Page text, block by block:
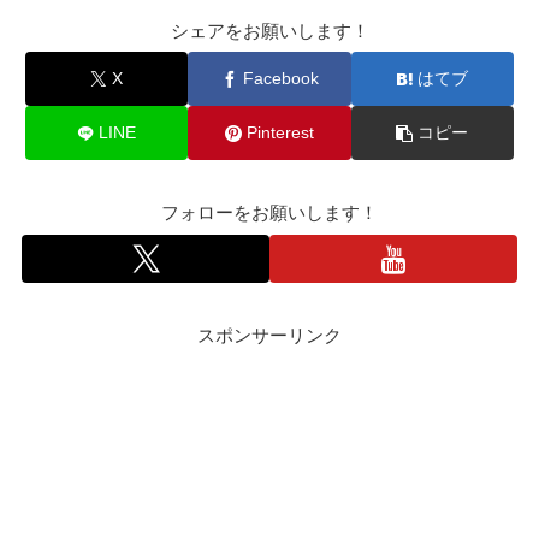
シェアをお願いします！
X Facebook はてブ
LINE Pinterest コピー
フォローをお願いします！
スポンサーリンク